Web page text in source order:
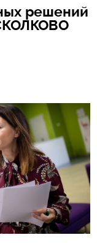
решений